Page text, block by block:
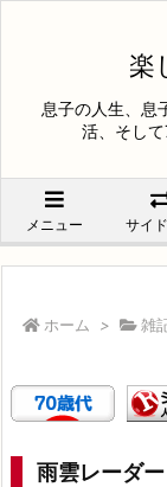
楽
息子の人生、息
活、そし
メニュー サイ
ホーム > 雑
雨雲レーダー